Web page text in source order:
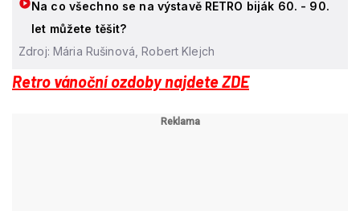
Na co všechno se na výstavě RETRO biják 60. - 90.
let můžete těšit?
Zdroj: Mária Rušinová, Robert Klejch
Retro vánoční ozdoby najdete ZDE